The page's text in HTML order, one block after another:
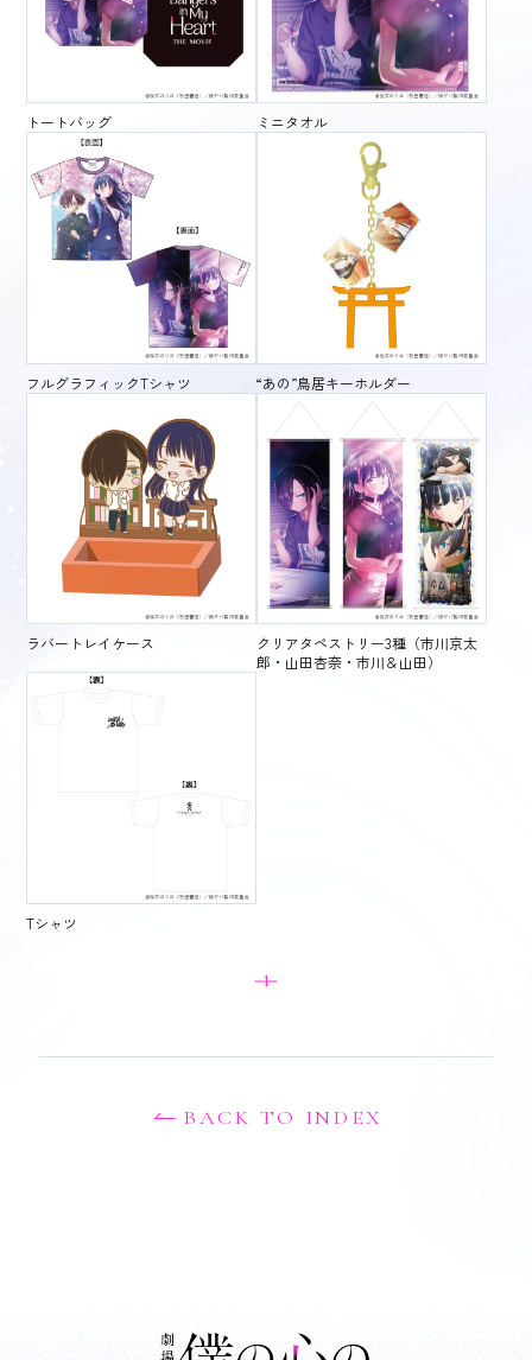
トートバッグ ミニタオル
フルグラフィックTシャツ “あの”鳥居キーホルダー
ラバートレイケース
クリアタペストリー3種（市川京太
郎・山田杏奈・市川＆山田）
Tシャツ
1
BACK TO INDEX